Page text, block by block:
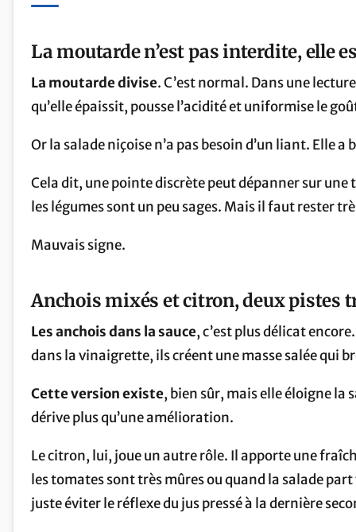
La moutarde n’est pas interdite, elle
La moutarde divise. C’est normal. Dans une
qu’elle épaissit, pousse l’acidité et uniformise le
Or la salade niçoise n’a pas besoin d’un liant. Elle a
Cela dit, une pointe discrète peut dépanner sur
les légumes sont un peu sages. Mais il faut rester
Mauvais signe.
Anchois mixés et citron, deux pistes
Les anchois dans la sauce, c’est plus délicat
dans la vinaigrette, ils créent une masse salée qui
Cette version existe, bien sûr, mais elle éloigne la
dérive plus qu’une amélioration.
Le citron, lui, joue un autre rôle. Il apporte une
les tomates sont très mûres ou quand la salade
juste éviter le réflexe du jus pressé à la dernière